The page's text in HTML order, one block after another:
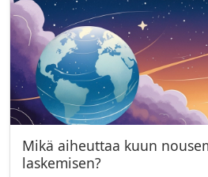
Mikä aiheuttaa kuun
laskemisen?